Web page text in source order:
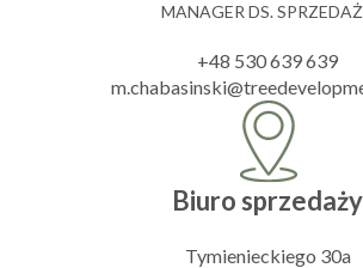
MANAGER DS.
+48 530 639 639
Biuro sprzedaży
Tymienieckiego 30a